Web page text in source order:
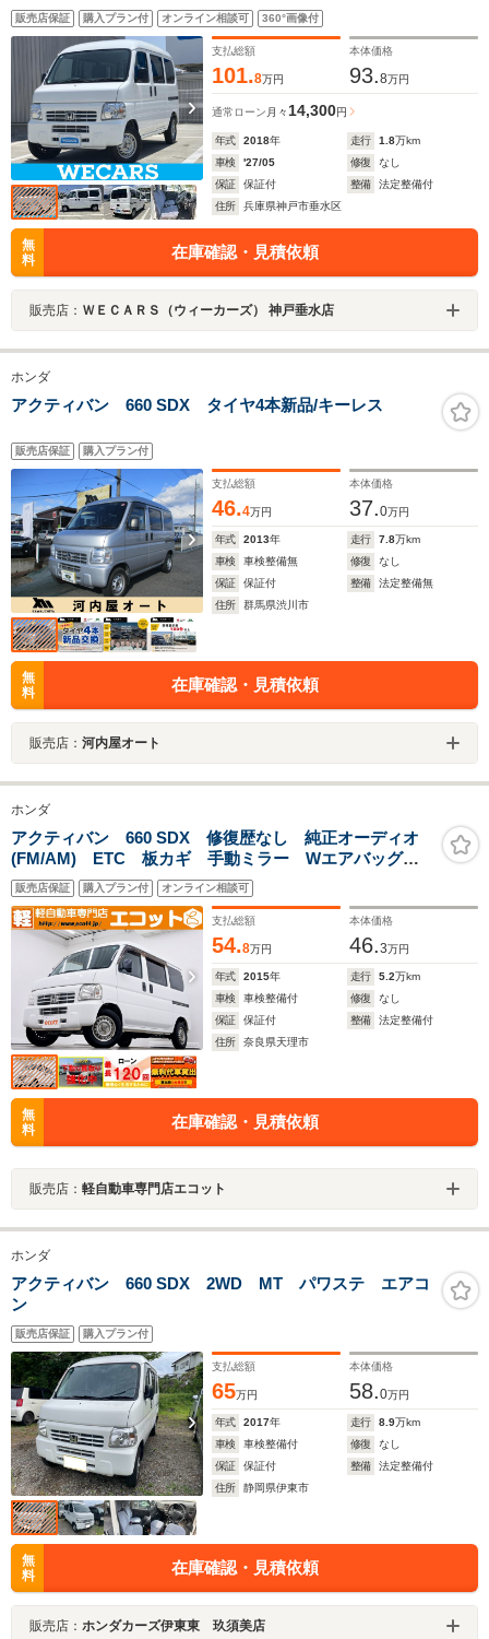
ー買取車
ー
販売店保証 購入プラン付 オンライン相談可 360°画像付
支払総額
101.8万円
本体価格
93.8万円
通常ローン 月々 14,300円
年式 2018年 走行 1.8万km
車検
'27/05 修復
なし
保証
保証付 整備
法定整備付
住所
兵庫県神戸市垂水区
無
料
在庫確認・見積依頼
販売店： ＷＥＣＡＲＳ（ウィーカーズ） 神戸垂水店
ホンダ
アクティバン 660 SDX タイヤ4本新品/キーレス
販売店保証 購入プラン付
支払総額
46.4万円
本体価格
37.0万円
年式 2013年 走行 7.8万km
車検
車検整備無 修復
なし
保証
保証付 整備
法定整備無
住所
群馬県渋川市
無
料
在庫確認・見積依頼
販売店： 河内屋オート
ホンダ
アクティバン 660 SDX 修復歴なし 純正オーディオ
(FM/AM) ETC 板カギ 手動ミラー Wエアバッグ
AT(3速) マニュアルエアコン ハロゲンヘッドライト
両側スライドドア 純正スチールホイール レベライザ
ー
販売店保証 購入プラン付 オンライン相談可
支払総額
54.8万円
本体価格
46.3万円
年式 2015年 走行 5.2万km
車検
車検整備付 修復
なし
保証
保証付 整備
法定整備付
住所
奈良県天理市
無
料
在庫確認・見積依頼
販売店： 軽自動車専門店エコット
ホンダ
アクティバン 660 SDX 2WD MT パワステ エアコ
ン
販売店保証 購入プラン付
支払総額
65万円
本体価格
58.0万円
年式 2017年 走行 8.9万km
車検
車検整備付 修復
なし
保証
保証付 整備
法定整備付
住所
静岡県伊東市
無
料
在庫確認・見積依頼
販売店： ホンダカーズ伊東東 玖須美店